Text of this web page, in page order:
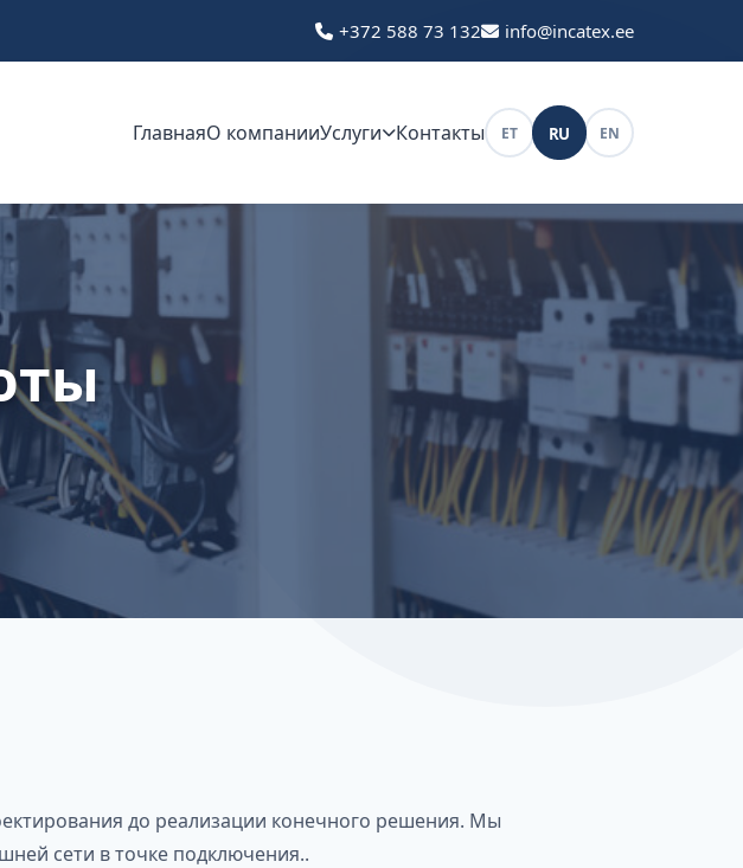
+372 588 73 132 info@incatex.ee
ГлавнаяО компанииУслуги Контакты ET RU EN
до реализации конечного решения. Мы
сети в точке подключения..